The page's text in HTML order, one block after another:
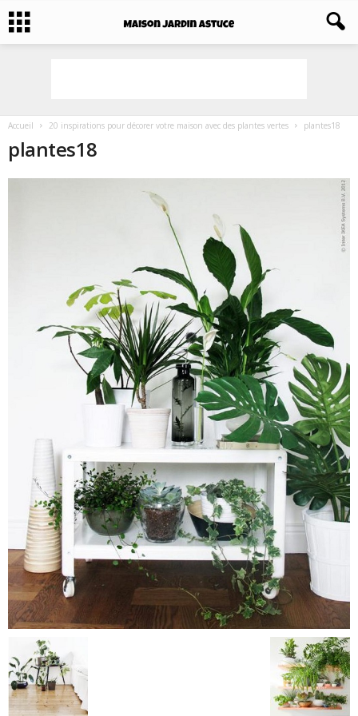
Accueil 20 inspirations pour décorer votre maison avec des plantes vertes plantes18
plantes18